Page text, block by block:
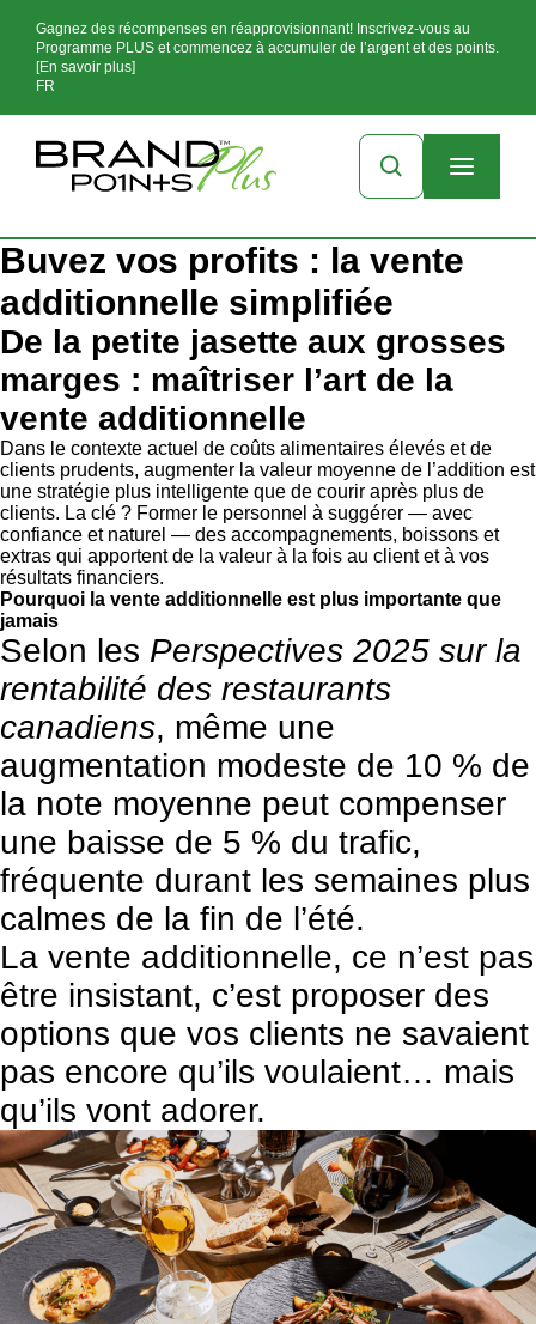
Gagnez des récompenses en réapprovisionnant! Inscrivez-vous au
Programme PLUS et commencez à accumuler de l’argent et des points.
[En savoir plus]
FR
Buvez vos profits : la vente
additionnelle simplifiée
De la petite jasette aux grosses
marges : maîtriser l’art de la
vente additionnelle
Dans le contexte actuel de coûts alimentaires élevés et de
clients prudents, augmenter la valeur moyenne de l’addition est
une stratégie plus intelligente que de courir après plus de
clients. La clé ? Former le personnel à suggérer — avec
confiance et naturel — des accompagnements, boissons et
extras qui apportent de la valeur à la fois au client et à vos
résultats financiers.
Pourquoi la vente additionnelle est plus importante que
jamais
Selon les Perspectives 2025 sur la
rentabilité des restaurants
canadiens, même une
augmentation modeste de 10 % de
la note moyenne peut compenser
une baisse de 5 % du trafic,
fréquente durant les semaines plus
calmes de la fin de l’été.
La vente additionnelle, ce n’est pas
être insistant, c’est proposer des
options que vos clients ne savaient
pas encore qu’ils voulaient… mais
qu’ils vont adorer.